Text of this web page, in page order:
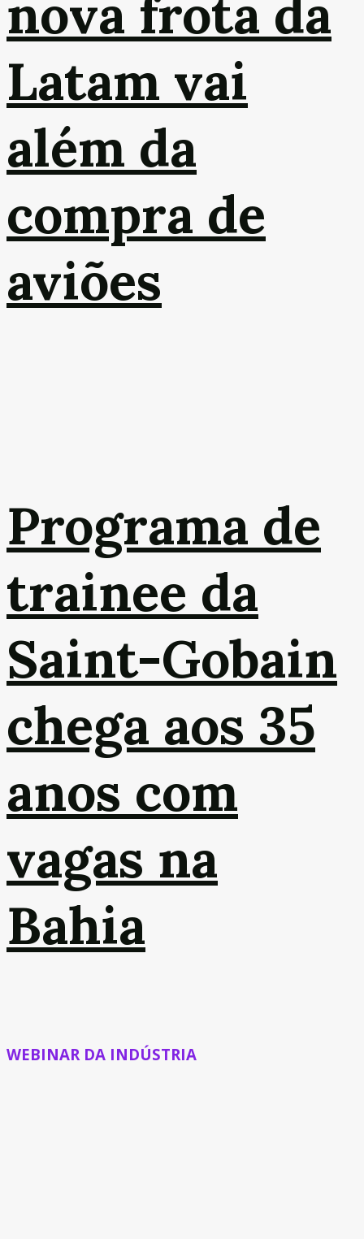
nova frota da
Latam vai
além da
compra de
aviões
Programa de
trainee da
Saint-Gobain
chega aos 35
anos com
vagas na
Bahia
WEBINAR DA INDÚSTRIA